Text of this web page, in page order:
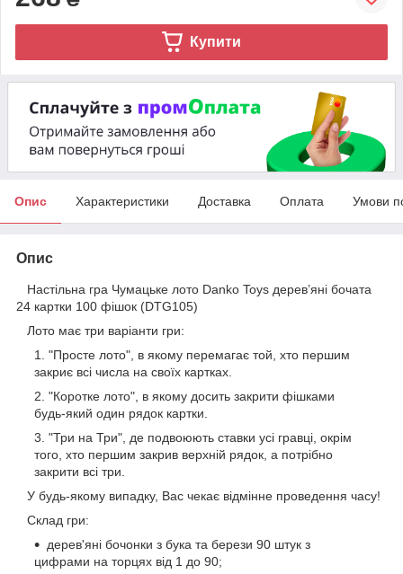
Купити
Опис Характеристики Доставка Оплата Умови
Опис
Настільна гра Чумацьке лото Danko Toys дерев’яні бочата
24 картки 100 фішок (DTG105)
Лото має три варіанти гри:
"Просте лото", в якому перемагає той, хто першим
закриє всі числа на своїх картках.
"Коротке лото", в якому досить закрити фішками
будь-який один рядок картки.
"Три на Три", де подвоюють ставки усі гравці, окрім
того, хто першим закрив верхній рядок, а потрібно
закрити всі три.
У будь-якому випадку, Вас чекає відмінне проведення часу!
Склад гри:
дерев'яні бочонки з бука та берези 90 штук з
цифрами на торцях від 1 до 90;